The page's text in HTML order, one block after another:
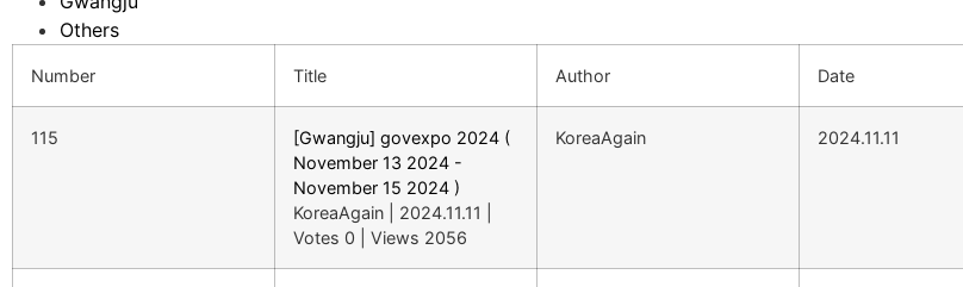
Others
Number Title Author Date
115
[Gwangju] govexpo 2024 (
November 13 2024 -
November 15 2024 )
KoreaAgain
2024.11.11
Votes 0
Views 2056
KoreaAgain 2024.11.11